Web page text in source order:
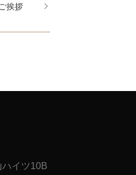
挨拶
ハイツ10B